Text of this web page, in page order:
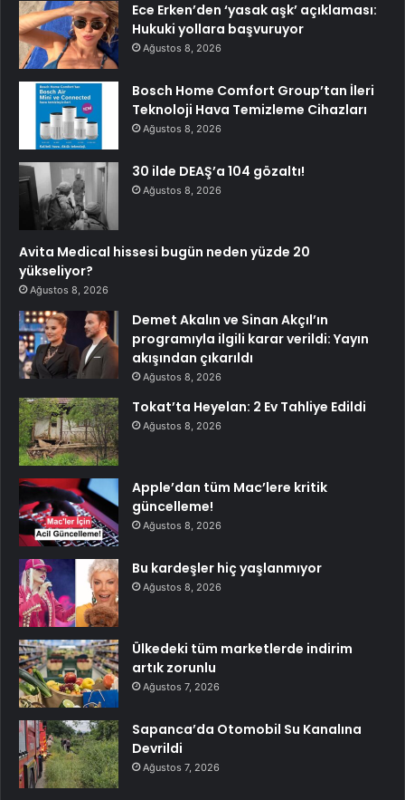
Ece Erken’den ‘yasak aşk’ açıklaması:
Hukuki yollara başvuruyor
Ağustos 8, 2026
Bosch Home Comfort Group’tan İleri
Teknoloji Hava Temizleme Cihazları
Ağustos 8, 2026
30 ilde DEAŞ’a 104 gözaltı!
Ağustos 8, 2026
Avita Medical hissesi bugün neden yüzde 20
yükseliyor?
Ağustos 8, 2026
Demet Akalın ve Sinan Akçıl’ın
programıyla ilgili karar verildi: Yayın
akışından çıkarıldı
Ağustos 8, 2026
Tokat’ta Heyelan: 2 Ev Tahliye Edildi
Ağustos 8, 2026
Apple’dan tüm Mac’lere kritik
güncelleme!
Ağustos 8, 2026
Bu kardeşler hiç yaşlanmıyor
Ağustos 8, 2026
Ülkedeki tüm marketlerde indirim
artık zorunlu
Ağustos 7, 2026
Sapanca’da Otomobil Su Kanalına
Devrildi
Ağustos 7, 2026